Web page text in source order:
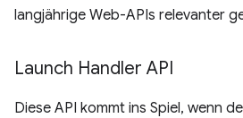
langjährige Web-APIs relevanter
Launch Handler API
Diese API kommt ins Spiel, wenn